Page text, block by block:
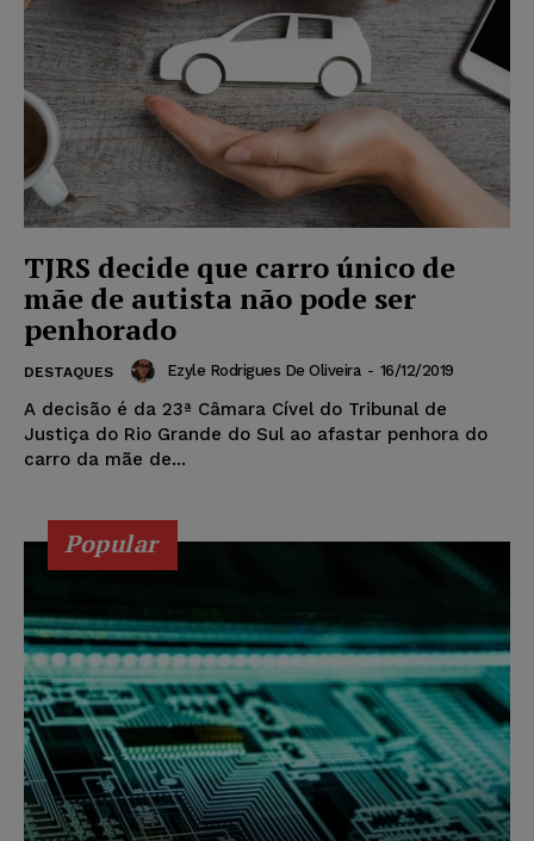
TJRS decide que carro único de
mãe de autista não pode ser
penhorado
DESTAQUES Ezyle Rodrigues De Oliveira - 16/12/2019
A decisão é da 23ª Câmara Cível do Tribunal de
Justiça do Rio Grande do Sul ao afastar penhora do
carro da mãe de...
Popular